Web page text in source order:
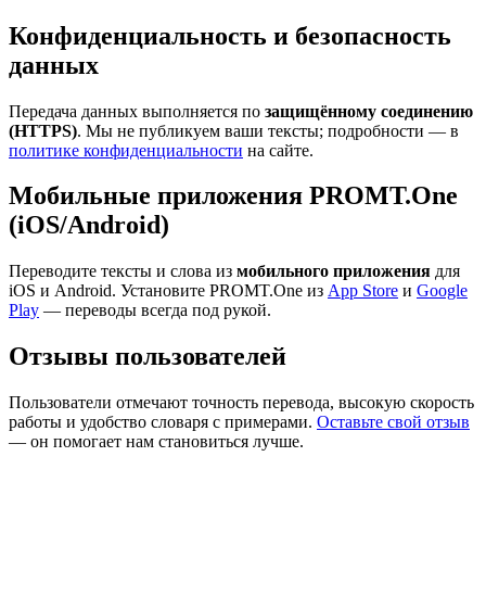
Конфиденциальность и безопасность
данных
Передача данных выполняется по защищённому соединению
(HTTPS). Мы не публикуем ваши тексты; подробности — в
политике конфиденциальности на сайте.
Мобильные приложения PROMT.One
(iOS/Android)
Переводите тексты и слова из мобильного приложения для
iOS и Android. Установите PROMT.One из App Store и Google
Play — переводы всегда под рукой.
Отзывы пользователей
Пользователи отмечают точность перевода, высокую скорость
работы и удобство словаря с примерами. Оставьте свой отзыв
— он помогает нам становиться лучше.